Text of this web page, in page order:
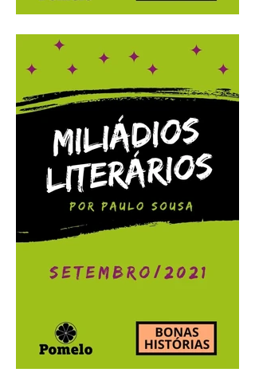
Miliádios Literários:
outubro/2021